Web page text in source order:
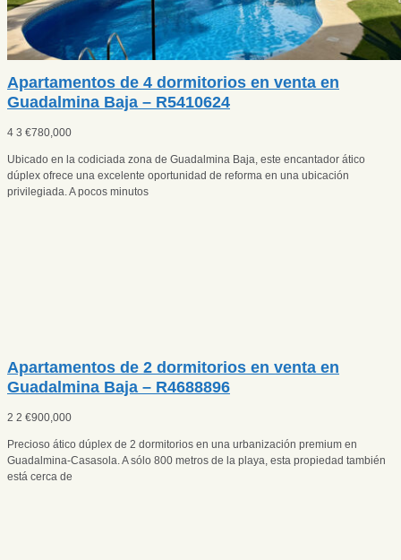
Apartamentos de 4 dormitorios en venta en
Guadalmina Baja – R5410624
4 3 €780,000
Ubicado en la codiciada zona de Guadalmina Baja, este encantador ático
dúplex ofrece una excelente oportunidad de reforma en una ubicación
privilegiada. A pocos minutos
Apartamentos de 2 dormitorios en venta en
Guadalmina Baja – R4688896
2 2 €900,000
Precioso ático dúplex de 2 dormitorios en una urbanización premium en
Guadalmina-Casasola. A sólo 800 metros de la playa, esta propiedad también
está cerca de